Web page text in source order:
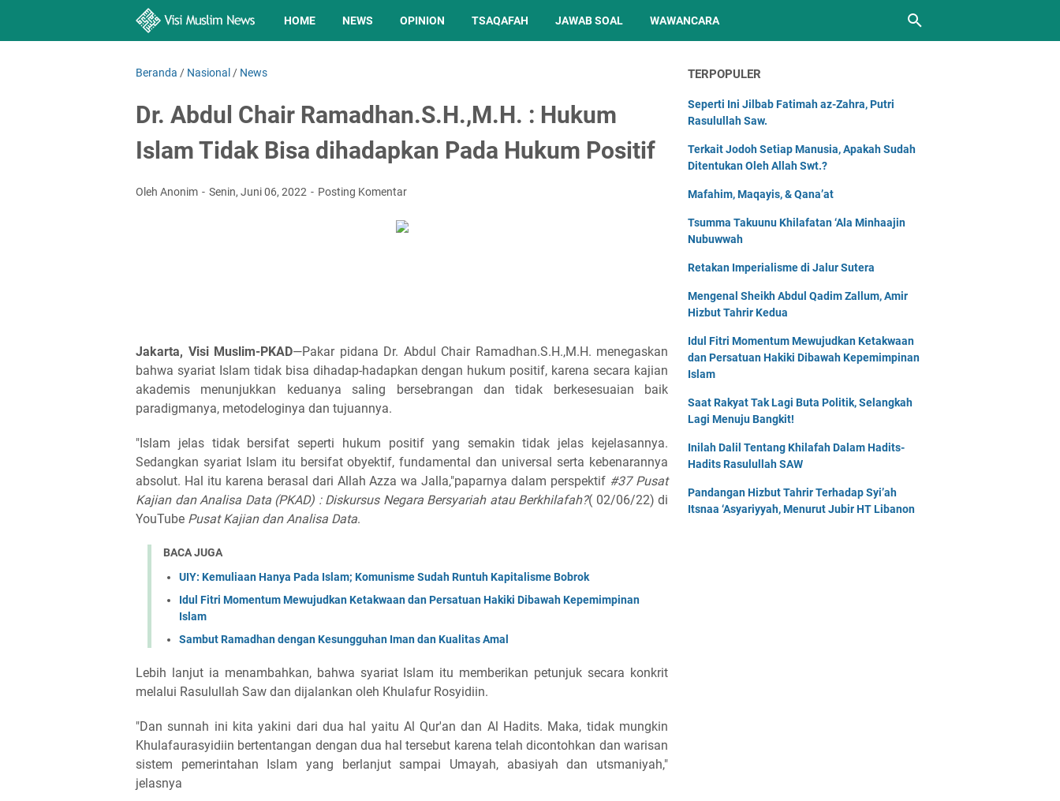
HOME NEWS OPINION TSAQAFAH JAWAB SOAL WAWANCARA
Beranda / Nasional / News
Dr. Abdul Chair Ramadhan.S.H.,M.H. : Hukum
Islam Tidak Bisa dihadapkan Pada Hukum Positif
Oleh Anonim Senin, Juni 06, 2022 Posting Komentar
Jakarta, Visi Muslim-PKAD—Pakar pidana Dr. Abdul Chair Ramadhan.S.H.,M.H. menegaskan
bahwa syariat Islam tidak bisa dihadap-hadapkan dengan hukum positif, karena secara kajian
akademis menunjukkan keduanya saling bersebrangan dan tidak berkesesuaian baik
paradigmanya, metodeloginya dan tujuannya.
"Islam jelas tidak bersifat seperti hukum positif yang semakin tidak jelas kejelasannya.
Sedangkan syariat Islam itu bersifat obyektif, fundamental dan universal serta kebenarannya
absolut. Hal itu karena berasal dari Allah Azza wa Jalla,"paparnya dalam perspektif #37 Pusat
Kajian dan Analisa Data (PKAD) : Diskursus Negara Bersyariah atau Berkhilafah?( 02/06/22) di
YouTube Pusat Kajian dan Analisa Data.
BACA JUGA
UIY: Kemuliaan Hanya Pada Islam; Komunisme Sudah Runtuh Kapitalisme Bobrok
Idul Fitri Momentum Mewujudkan Ketakwaan dan Persatuan Hakiki Dibawah Kepemimpinan
Islam
Sambut Ramadhan dengan Kesungguhan Iman dan Kualitas Amal
Lebih lanjut ia menambahkan, bahwa syariat Islam itu memberikan petunjuk secara konkrit
melalui Rasulullah Saw dan dijalankan oleh Khulafur Rosyidiin.
"Dan sunnah ini kita yakini dari dua hal yaitu Al Qur'an dan Al Hadits. Maka, tidak mungkin
Khulafaurasyidiin bertentangan dengan dua hal tersebut karena telah dicontohkan dan warisan
sistem pemerintahan Islam yang berlanjut sampai Umayah, abasiyah dan utsmaniyah,"
jelasnya
TERPOPULER
Seperti Ini Jilbab Fatimah az-Zahra, Putri
Rasulullah Saw.
Terkait Jodoh Setiap Manusia, Apakah Sudah
Ditentukan Oleh Allah Swt.?
Mafahim, Maqayis, & Qana’at
Tsumma Takuunu Khilafatan ‘Ala Minhaajin
Nubuwwah
Retakan Imperialisme di Jalur Sutera
Mengenal Sheikh Abdul Qadim Zallum, Amir
Hizbut Tahrir Kedua
Idul Fitri Momentum Mewujudkan Ketakwaan
dan Persatuan Hakiki Dibawah Kepemimpinan
Islam
Saat Rakyat Tak Lagi Buta Politik, Selangkah
Lagi Menuju Bangkit!
Inilah Dalil Tentang Khilafah Dalam Hadits-
Hadits Rasulullah SAW
Pandangan Hizbut Tahrir Terhadap Syi’ah
Itsnaa ‘Asyariyyah, Menurut Jubir HT Libanon